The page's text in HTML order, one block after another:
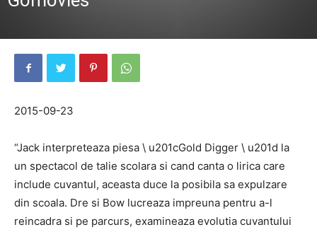
2015-09-23
“Jack interpreteaza piesa \ u201cGold Digger \ u201d la
un spectacol de talie scolara si cand canta o lirica care
include cuvantul, aceasta duce la posibila sa expulzare
din scoala. Dre si Bow lucreaza impreuna pentru a-l
reincadra si pe parcurs, examineaza evolutia cuvantului